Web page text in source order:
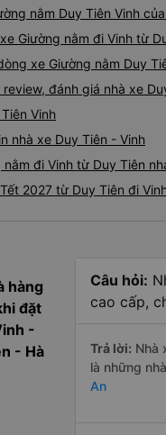
nằm Duy Tiên Vinh
Giường nằm đi Vinh từ
xe Giường nằm Duy
đánh giá nhà xe
Vinh
nhà xe Duy Tiên - Vinh
đi Vinh từ Duy Tiên
2027 từ Duy Tiên đi
hàng
đặt
-
- Hà
Câu hỏi:
cao cấp,
Trả lời: Nhà
là những
An